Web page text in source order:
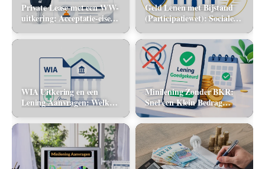
Private Lease met een WW-
uitkering: Acceptatie-eisen
en alternatieve mobiliteit
Geld Lenen met Bijstand
(Participatiewet): Sociale
flitskrediet
WIA Uitkering en een
Lening Aanvragen: Welke
mee?
Minilening Zonder BKR:
Snel een Klein Bedrag
Lenen Zonder Toetsing